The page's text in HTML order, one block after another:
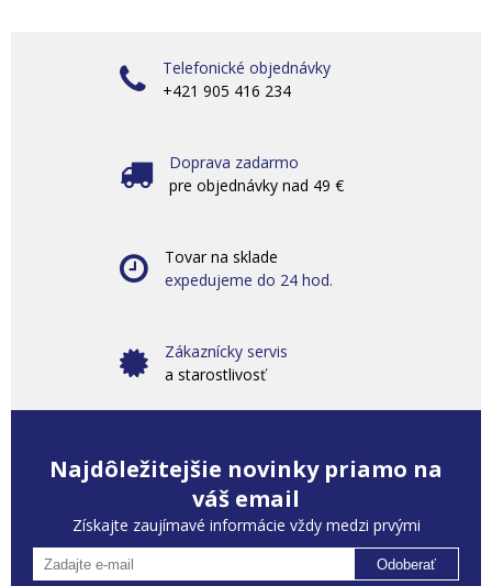
Telefonické objednávky
+421 905 416 234
Doprava zadarmo
pre objednávky nad 49 €
Tovar na sklade
expedujeme do 24 hod.
Zákaznícky servis
a starostlivosť
Najdôležitejšie novinky priamo na
váš email
Získajte zaujímavé informácie vždy medzi prvými
Odoberať